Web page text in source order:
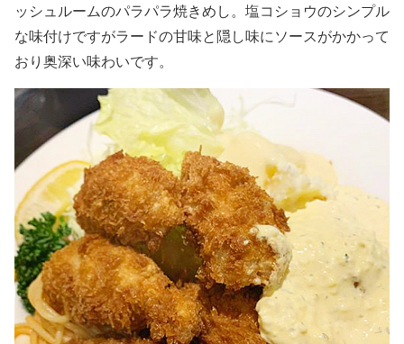
ッシュルームのパラパラ焼きめし。塩コショウのシンプル
な味付けですがラードの甘味と隠し味にソースがかかって
おり奥深い味わいです。